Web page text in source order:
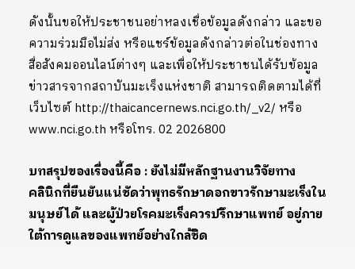
ดังนั้นขอให้ประชาชนอย่าหลงเชื่อข้อมูลดังกล่าว และขอ
ความร่วมมือไม่ส่ง หรือแชร์ข้อมูลดังกล่าวต่อในช่องทาง
สื่อสังคมออนไลน์ต่างๆ และเพื่อให้ประชาชนได้รับข้อมูล
ข่าวสารจากสถาบันมะเร็งแห่งชาติ สามารถติดตามได้ที่
เว็บไซต์ http://thaicancernews.nci.go.th/_v2/ หรือ
www.nci.go.th หรือโทร. 02 2026800
บทสรุปของเรื่องนี้คือ : ยังไม่มีหลักฐานงานวิจัยทาง
คลินิกที่ยืนยันแน่ชัดว่าพุทธรักษาดอกขาวรักษามะเร็งใน
มนุษย์ได้ และผู้ป่วยโรคมะเร็งควรปรึกษาแพทย์ อยู่ภาย
ใต้การดูแลของแพทย์อย่างใกล้ชิด